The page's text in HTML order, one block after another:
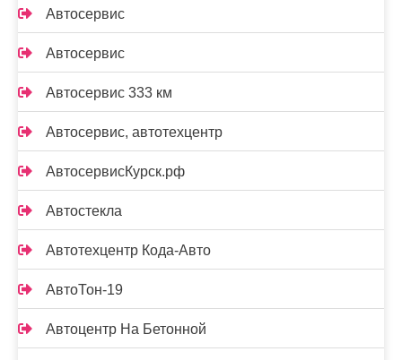
Автосервис
Автосервис
Автосервис 333 км
Автосервис, автотехцентр
АвтосервисКурск.рф
Автостекла
Автотехцентр Кода-Авто
АвтоТон-19
Автоцентр На Бетонной